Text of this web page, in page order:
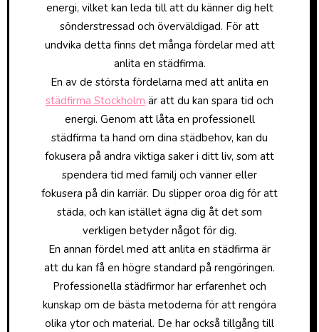
energi, vilket kan leda till att du känner dig helt
sönderstressad och överväldigad. För att
undvika detta finns det många fördelar med att
anlita en städfirma.
En av de största fördelarna med att anlita en
städfirma Stockholm är att du kan spara tid och
energi. Genom att låta en professionell
städfirma ta hand om dina städbehov, kan du
fokusera på andra viktiga saker i ditt liv, som att
spendera tid med familj och vänner eller
fokusera på din karriär. Du slipper oroa dig för att
städa, och kan istället ägna dig åt det som
verkligen betyder något för dig.
En annan fördel med att anlita en städfirma är
att du kan få en högre standard på rengöringen.
Professionella städfirmor har erfarenhet och
kunskap om de bästa metoderna för att rengöra
olika ytor och material. De har också tillgång till